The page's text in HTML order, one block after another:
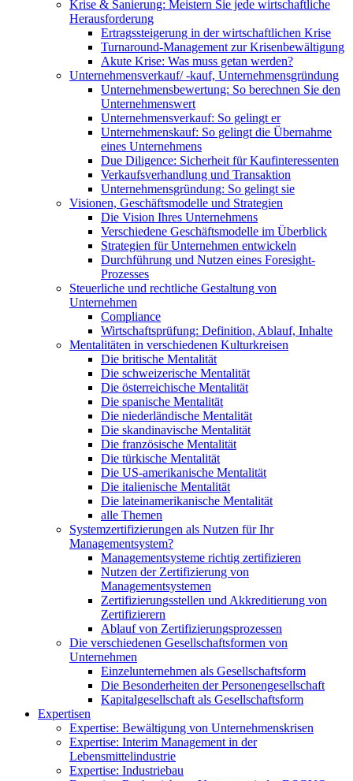
Krise & Sanierung: Meistern Sie jede wirtschaftliche
Herausforderung
Ertragssteigerung in der wirtschaftlichen Krise
Turnaround-Management zur Krisenbewältigung
Akute Krise: Was muss getan werden?
Unternehmensverkauf/ -kauf, Unternehmensgründung
Unternehmensbewertung: So berechnen Sie den
Unternehmenswert
Unternehmensverkauf: So gelingt er
Unternehmenskauf: So gelingt die Übernahme
eines Unternehmens
Due Diligence: Sicherheit für Kaufinteressenten
Verkaufsverhandlung und Transaktion
Unternehmensgründung: So gelingt sie
Visionen, Geschäftsmodelle und Strategien
Die Vision Ihres Unternehmens
Verschiedene Geschäftsmodelle im Überblick
Strategien für Unternehmen entwickeln
Durchführung und Nutzen eines Foresight-
Prozesses
Steuerliche und rechtliche Gestaltung von
Unternehmen
Compliance
Wirtschaftsprüfung: Definition, Ablauf, Inhalte
Mentalitäten in verschiedenen Kulturkreisen
Die britische Mentalität
Die schweizerische Mentalität
Die österreichische Mentalität
Die spanische Mentalität
Die niederländische Mentalität
Die skandinavische Mentalität
Die französische Mentalität
Die türkische Mentalität
Die US-amerikanische Mentalität
Die italienische Mentalität
Die lateinamerikanische Mentalität
alle Themen
Systemzertifizierungen als Nutzen für Ihr
Managementsystem?
Managementsysteme richtig zertifizieren
Nutzen der Zertifizierung von
Managementsystemen
Zertifizierungsstellen und Akkreditierung von
Zertifizierern
Ablauf von Zertifizierungsprozessen
Die verschiedenen Gesellschaftsformen von
Unternehmen
Einzelunternehmen als Gesellschaftsform
Die Besonderheiten der Personengesellschaft
Kapitalgesellschaft als Gesellschaftsform
Expertisen
Expertise: Bewältigung von Unternehmenskrisen
Expertise: Interim Management in der
Lebensmittelindustrie
Expertise: Industriebau